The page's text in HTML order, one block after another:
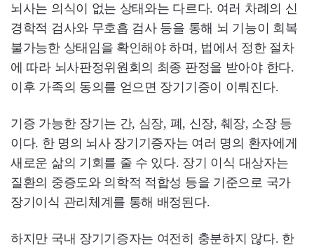
뇌사는 의식이 없는 상태와는 다르다. 여러 차례의 신
경학적 검사와 무호흡 검사 등을 통해 뇌 기능이 회복
불가능한 상태임을 확인해야 하며, 법에서 정한 절차
에 따라 뇌사판정위원회의 최종 판정을 받아야 한다.
이후 가족의 동의를 얻으면 장기기증이 이뤄진다.
기증 가능한 장기는 간, 심장, 폐, 신장, 췌장, 소장 등
이다. 한 명의 뇌사 장기기증자는 여러 명의 환자에게
새로운 삶의 기회를 줄 수 있다. 장기 이식 대상자는
질환의 중증도와 의학적 적합성 등을 기준으로 국가
장기이식 관리체계를 통해 배정된다.
하지만 국내 장기기증자는 여전히 충분하지 않다. 한